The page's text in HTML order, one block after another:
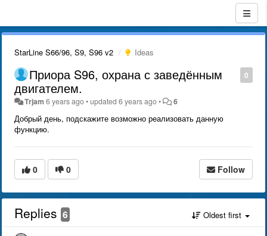
StarLine S66/96, S9, S96 v2 Ideas
0
Приора S96, охрана с заведённым
двигателем.
Trjam 6 years ago•updated6 years ago• 6
Добрый день, подскажите возможно реализовать данную
функцию.
0 0 Follow
Replies 6 Oldest first